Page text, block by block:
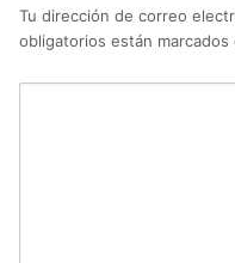
Tu dirección de correo
obligatorios están marcados